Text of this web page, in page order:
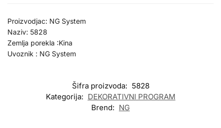
Proizvodjac: NG System
Naziv: 5828
Zemlja porekla :Kina
Uvoznik : NG System
Šifra proizvoda: 5828
Kategorija: DEKORATIVNI PROGRAM
Brend: NG